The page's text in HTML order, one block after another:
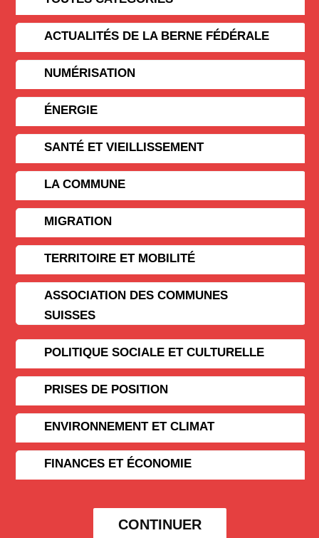
ACTUALITÉS DE LA BERNE FÉDÉRALE
NUMÉRISATION
ÉNERGIE
SANTÉ ET VIEILLISSEMENT
LA COMMUNE
MIGRATION
TERRITOIRE ET MOBILITÉ
ASSOCIATION DES COMMUNES
SUISSES
POLITIQUE SOCIALE ET CULTURELLE
PRISES DE POSITION
ENVIRONNEMENT ET CLIMAT
FINANCES ET ÉCONOMIE
CONTINUER